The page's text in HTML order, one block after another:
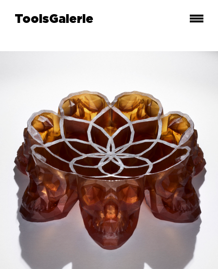
ToolsGalerie